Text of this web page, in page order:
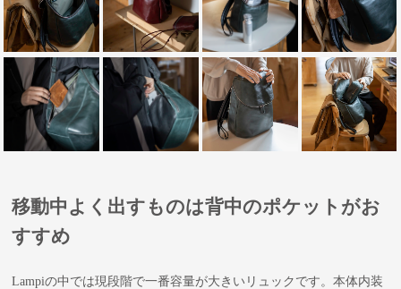
移動中よく出すものは背中のポケットがお
すすめ
Lampiの中では現段階で一番容量が大きいリュックです。本体内装